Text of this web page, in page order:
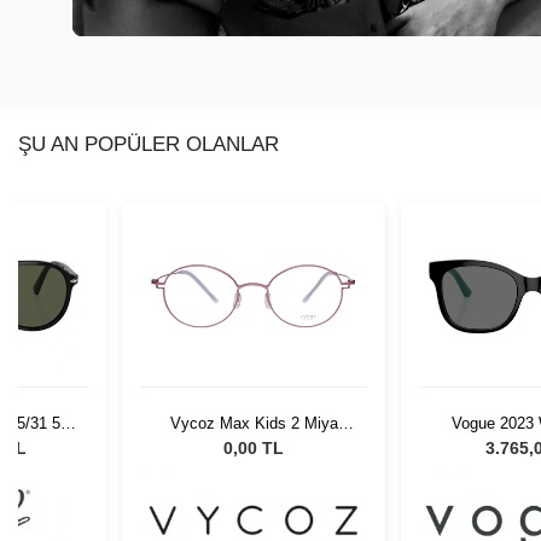
ŞU AN POPÜLER OLANLAR
95/31 55
TL
Vycoz Max Kids 2 Miya
Pink 45-18
0,00 TL
Vogue 2023
Çocuk